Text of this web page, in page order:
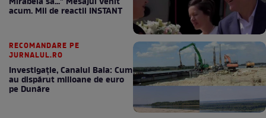
acum. Mii de reactii INSTANT
RECOMANDARE PE
JURNALUL.RO
Investigație, Canalul Bala: Cum
au dispărut milioane de euro
pe Dunăre